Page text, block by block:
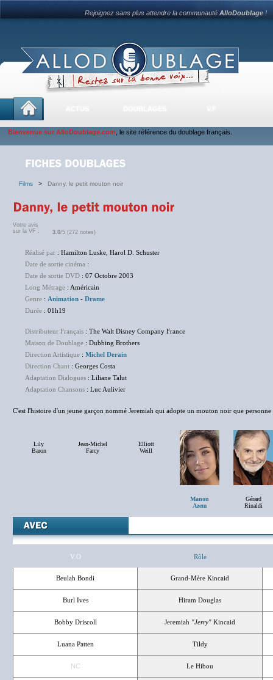
Rejoignez sans plus attendre la communautéAlloDoublage !
Bienvenue sur AlloDoublage.com , le site référence du doublage français.
Films > Danny, le petit mouton noir
Votre avis
sur la VF :
3.0/5 (272 notes)
Réalisé par : Hamilton Luske, Harol D. Schuster
Date de sortie cinéma :
Date de sortie DVD : 07 Octobre 2003
Long Métrage : Américain
Genre : Animation - Drame
Durée : 01h19
Distributeur Français : The Walt Disney Company France
Maison de Doublage : Dubbing Brothers
Direction Artistique : Michel Derain
Direction Chant : Georges Costa
Adaptation Dialogues : Liliane Talut
Adaptation Chansons : Luc Aulivier
C'est l'histoire d'un jeune garçon nommé Jeremiah qui adopte un mouton noir que
Lily
Baron
Jean-Michel
Farcy
Elliott
Weill
Manon
Azem
Gérard
Rinaldi
V.O Rôle
Beulah Bondi Grand-Mère Kincaid
Burl Ives Hiram Douglas
Bobby Driscoll Jeremiah "Jerry" Kincaid
Luana Patten Tildy
NC Le Hibou